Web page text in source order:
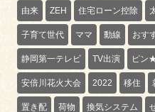
由来 ZEH 住宅ローン控除
子育て世代 ママ 動線 おす
静岡第一テレビ TV出演 ピン
安倍川花火大会 2022 移住
置き配 荷物 換気システム